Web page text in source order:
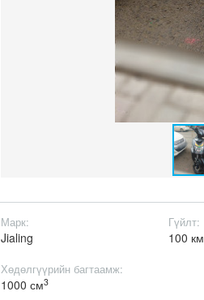
Марк:
Jialing
Гүйлт:
100 км
Хөдөлгүүрийн багтаамж:
1000 см3